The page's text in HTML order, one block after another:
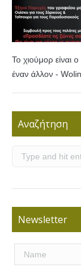
Το χιούμορ
έναν άλλον -
Αναζήτηση
Newsletter